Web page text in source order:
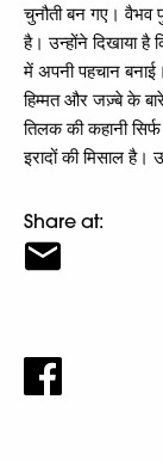
चुनौती बन गए। वैभव
है। उन्होंने दिखाया
में अपनी पहचान
हिम्मत और जज़्बे के
तिलक की कहानी
इरादों की मिसाल
Share at: